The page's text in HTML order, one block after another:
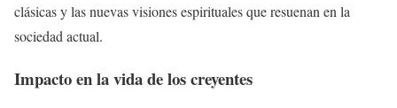
clásicas y las nuevas visiones espirituales que resuenan en la
sociedad actual.
Impacto en la vida de los creyentes